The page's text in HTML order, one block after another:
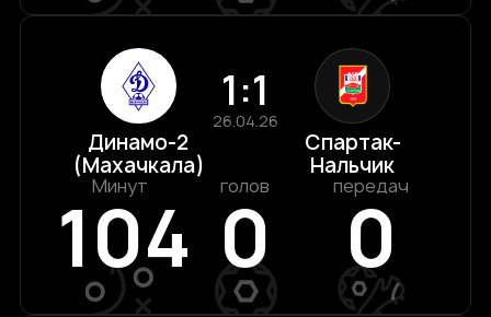
Динамо-2
(Махачкала)
1:1
26.04.26
Спартак-
Нальчик
Минут
104
голов
0
передач
0